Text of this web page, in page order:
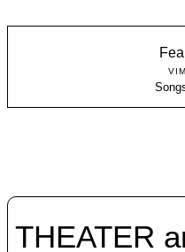
THEATER